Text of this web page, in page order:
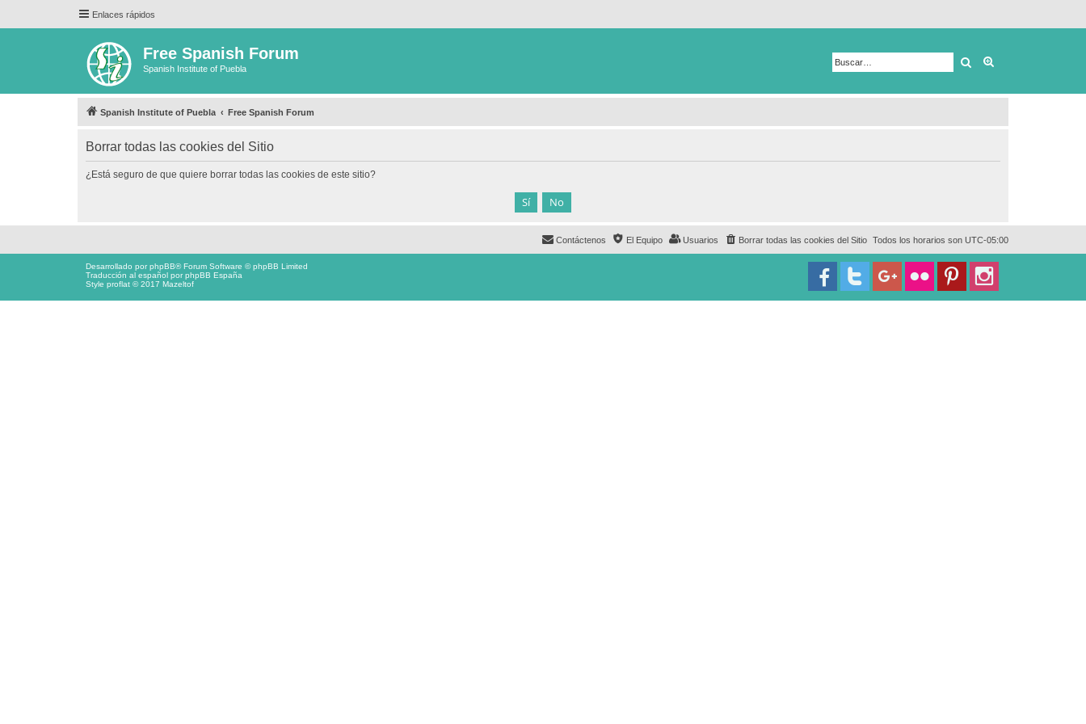
Enlaces rápidos
Free Spanish Forum
Spanish Institute of Puebla Buscar
Spanish Institute of Puebla Free Spanish Forum
Borrar todas las cookies del Sitio
¿Está seguro de que quiere borrar todas las cookies de este sitio?
Todos los horarios son UTC-05:00
Borrar todas las cookies del Sitio
Usuarios
El Equipo
Contáctenos
Desarrollado porphpBB® Forum Software © phpBB Limited
Traducción al español porphpBB España
Style proflat © 2017 Mazeltof